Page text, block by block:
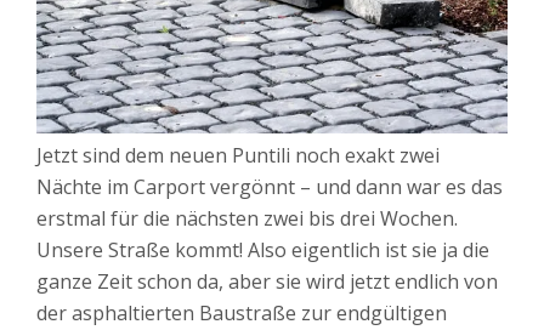
Jetzt sind dem neuen Puntili noch exakt zwei
Nächte im Carport vergönnt – und dann war es das
erstmal für die nächsten zwei bis drei Wochen.
Unsere Straße kommt! Also eigentlich ist sie ja die
ganze Zeit schon da, aber sie wird jetzt endlich von
der asphaltierten Baustraße zur endgültigen